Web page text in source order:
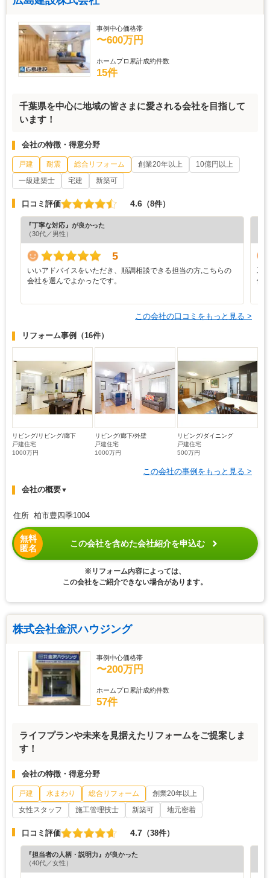
事例中心価格帯
〜600万円
ホームプロ累計成約件数
15件
千葉県を中心に地域の皆さまに愛される会社を目指して
います！
会社の特徴・得意分野
戸建 耐震 総合リフォーム 創業20年以上
10億円以上
一級建築士
宅建 新築可
口コミ評価 4.6 （8件）
『丁寧な対応』が良かった
（30代／男性）
5
いいアドバイスをいただき、順調相談できる担当の方,こちらの
会社を選んでよかったです。
工
件
この会社の口コミをもっと見る >
リフォーム事例 （16件）
リビング/リビング/廊下
戸建住宅
1000万円
リビング/廊下/外壁
戸建住宅
1000万円
リビング/ダイニング
戸建住宅
500万円
この会社の事例をもっと見る >
会社の概要▼
住所 柏市豊四季1004
無料
匿名
この会社を含めた会社紹介を申込む
※リフォーム内容によっては、
この会社をご紹介できない場合があります。
株式会社金沢ハウジング
事例中心価格帯
〜200万円
ホームプロ累計成約件数
57件
ライフプランや未来を見据えたリフォームをご提案しま
す！
会社の特徴・得意分野
戸建 水まわり 総合リフォーム
創業20年以上
女性スタッフ
施工管理技士 新築可 地元密着
口コミ評価 4.7 （38件）
『担当者の人柄・説明力』が良かった
（40代／女性）